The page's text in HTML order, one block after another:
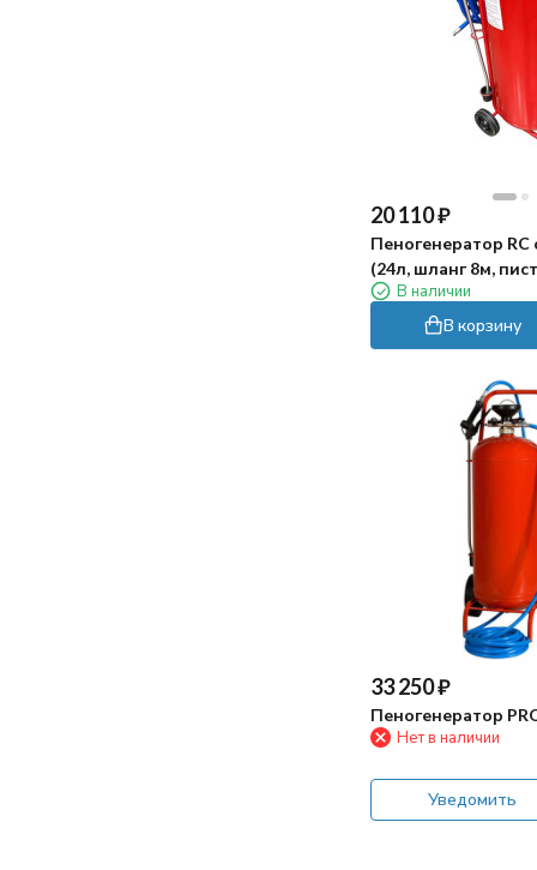
20 110₽
Пеногенератор
(24л, шланг 8м,
В наличии
В корзину
33 250₽
Пеногенератор
Нет в наличии
Уведомить